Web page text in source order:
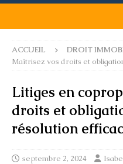
ACCUEIL DROIT
Maîtrisez vos droits et
Litiges en
droits et
résolution
septembre 2, 2024